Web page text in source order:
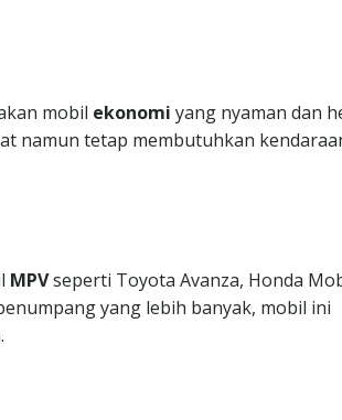
mobil ekonomi yang nyaman dan
namun tetap membutuhkan
MPVseperti Toyota Avanza, Honda
yang lebih banyak, mobil ini